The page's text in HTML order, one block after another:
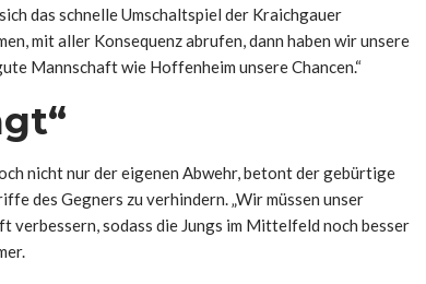
das schnelle Umschaltspiel der Kraichgauer
mit aller Konsequenz abrufen, dann haben wir unsere
Mannschaft wie Hoffenheim unsere Chancen.“
nicht nur der eigenen Abwehr, betont der gebürtige
des Gegners zu verhindern. „Wir müssen unser
sodass die Jungs im Mittelfeld noch besser